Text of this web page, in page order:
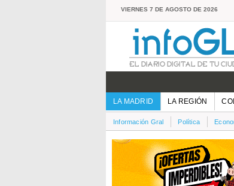
VIERNES 7 DE AGOSTO DE 2026
LA MADRID LA REGIÓN
Información Gral Política